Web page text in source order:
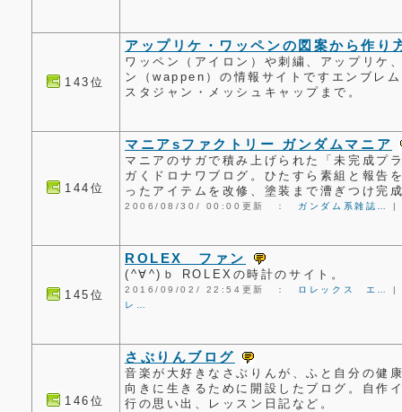
143位
アップリケ・ワッペンの図案から作り
ワッペン（アイロン）や刺繍、アップリケ
ン（wappen）の情報サイトですエンブレ
スタジャン・メッシュキャップまで。
144位
マニアsファクトリー ガンダムマニア
マニアのサガで積み上げられた「未完成プ
ガくドロナワブログ。ひたすら素組と報告
ったアイテムを改修、塗装まで漕ぎつけ完
2006/08/30/ 00:00更新 ： ガンダム系雑誌…
145位
ROLEX ファン
(^∀^)ｂ ROLEXの時計のサイト。
2016/09/02/ 22:54更新 ： ロレックス エ…
レ…
146位
さぶりんブログ
音楽が大好きなさぶりんが、ふと自分の健
向きに生きるために開設したブログ。自作
行の思い出、レッスン日記など。